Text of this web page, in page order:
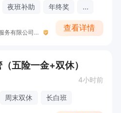
夜班补助 年终奖 ...
厦门联发（集团）物业服务有限公司天津分公司
查看详情
五险一金+双休）
4小时前
周末双休 长白班